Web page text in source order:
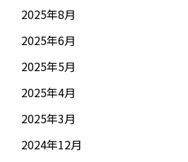
2025年8月
2025年6月
2025年5月
2025年4月
2025年3月
2024年12月